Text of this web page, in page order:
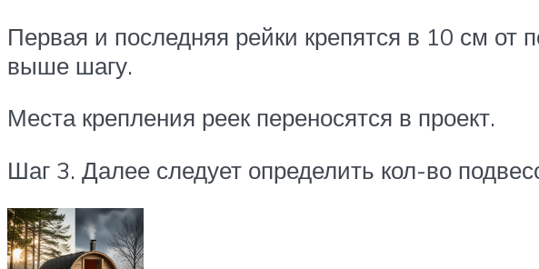
Первая и последняя рейки крепятся в 10 см от
выше шагу.
Места крепления реек переносятся в проект.
Шаг 3. Далее следует определить кол-во